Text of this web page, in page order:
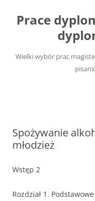
treści
Prace
Wielki wybór prac
Spożywanie
młodzież
Wstęp 2
Rozdział 1.